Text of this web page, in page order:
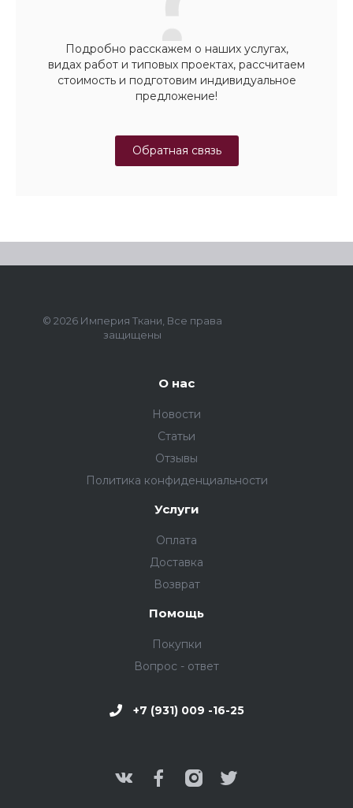
Подробно расскажем о наших услугах,
видах работ и типовых проектах, рассчитаем
стоимость и подготовим индивидуальное
предложение!
Обратная связь
© 2026 Империя Ткани, Все права
защищены
О нас
Новости
Статьи
Отзывы
Политика конфиденциальности
Услуги
Оплата
Доставка
Возврат
Помощь
Покупки
Вопрос - ответ
+7 (931) 009 -16-25